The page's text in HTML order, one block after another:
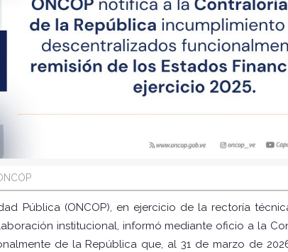
Pública (ONCOP), en ejercicio de la rectoría
institucional, informó mediante oficio a la
de la República que, al 31 de marzo de